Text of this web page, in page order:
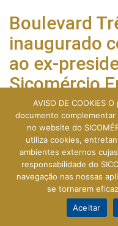
Boulevard
inaugurado
ao ex-
Sicomércio
Cezar
Julinho
Publicado em24 de
O Boulevard Três Rios já
quarta-feira, um
da cidade. Durante a
Comercial do espaço
Sicomércio Empresarial
Julinho, em homenagem
AVISO DE COOKIES
documento complementar
no website do
utiliza cookies,
ambientes externos
responsabilidade do
navegação nas nossas
se tornarem
Aceitar